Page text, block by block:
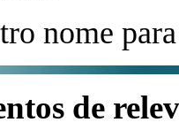
nome
de